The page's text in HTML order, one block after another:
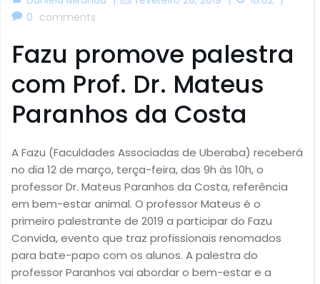
0 comments
Fazu promove palestra
com Prof. Dr. Mateus
Paranhos da Costa
A Fazu (Faculdades Associadas de Uberaba) receberá
no dia 12 de março, terça-feira, das 9h às 10h, o
professor Dr. Mateus Paranhos da Costa, referência
em bem-estar animal. O professor Mateus é o
primeiro palestrante de 2019 a participar do Fazu
Convida, evento que traz profissionais renomados
para bate-papo com os alunos. A palestra do
professor Paranhos vai abordar o bem-estar e a